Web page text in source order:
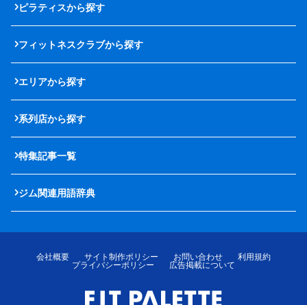
ピラティスから探す
フィットネスクラブから探す
エリアから探す
系列店から探す
特集記事一覧
ジム関連用語辞典
会社概要 サイト制作ポリシー お問い合わせ
利用規約
プライバシーポリシー
広告掲載について